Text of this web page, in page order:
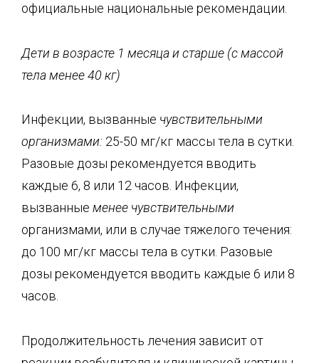
официальные национальные рекомендации.
Дети в возрасте 1 месяца и старше (с массой
тела менее 40 кг)
Инфекции, вызванные чувствительными
организмами: 25-50 мг/кг массы тела в сутки.
Разовые дозы рекомендуется вводить
каждые 6, 8 или 12 часов. Инфекции,
вызванные менее чувствительными
организмами, или в случае тяжелого течения:
до 100 мг/кг массы тела в сутки. Разовые
дозы рекомендуется вводить каждые 6 или 8
часов.
Продолжительность лечения зависит от